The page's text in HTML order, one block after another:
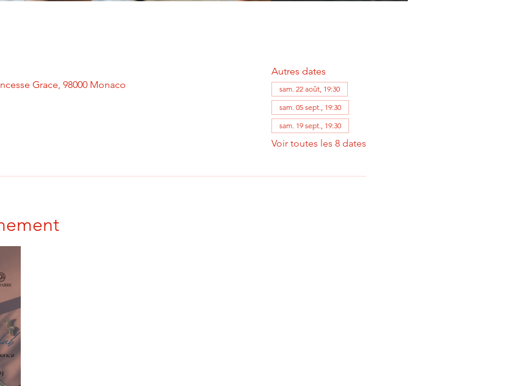
Grace, 98000 Monaco
Autres dates
sam. 22 août, 19:30
sam. 05 sept., 19:30
sam. 19 sept., 19:30
Voir toutes les 8 dates